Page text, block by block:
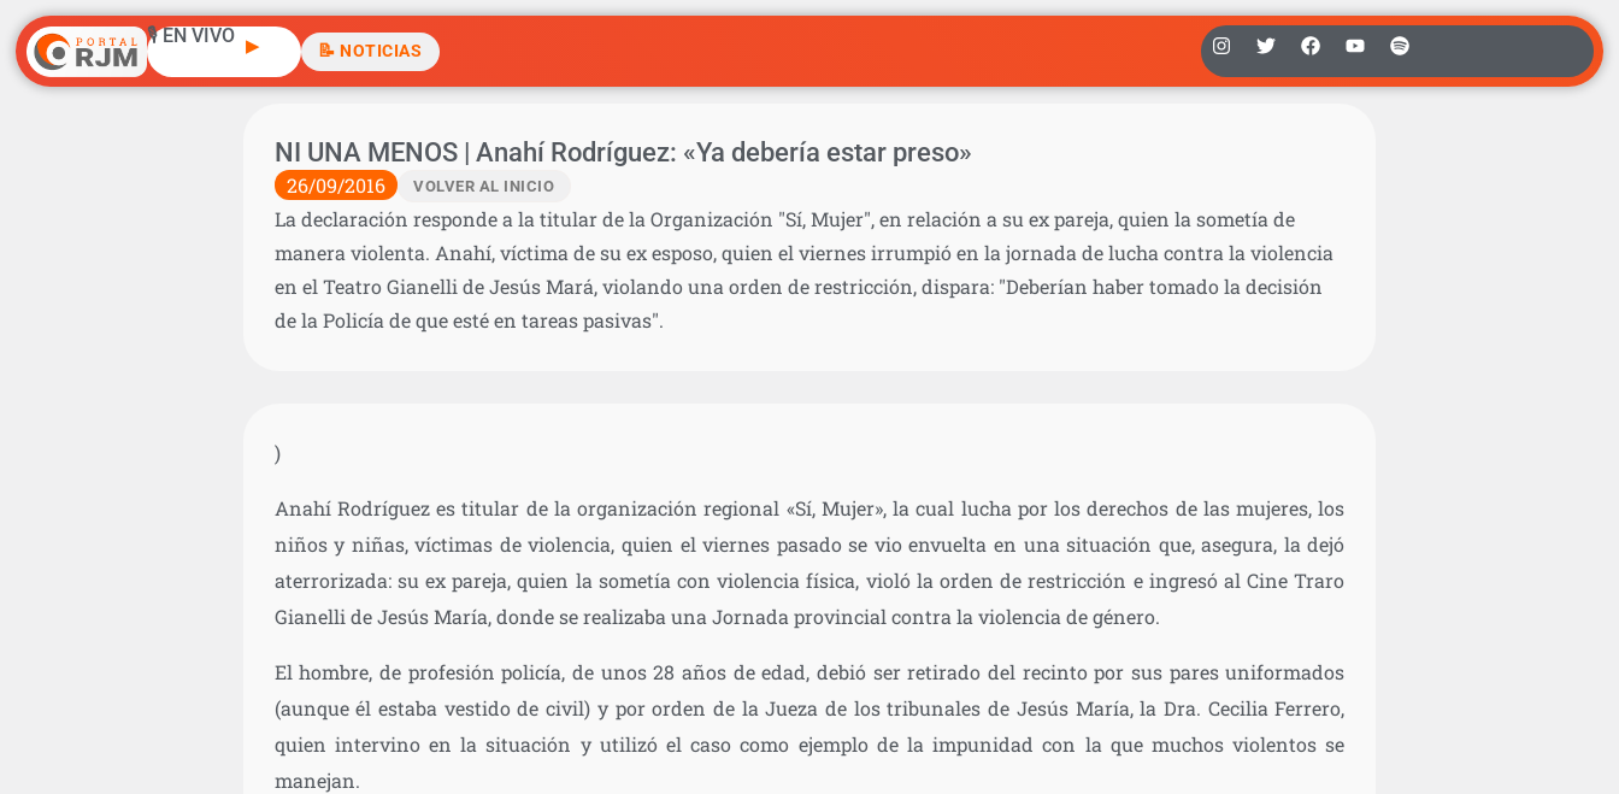
🎙️ EN VIVO ▶ 📝 NOTICIAS
NI UNA MENOS | Anahí Rodríguez: «Ya debería estar preso»
26/09/2016 VOLVER AL INICIO
La declaración responde a la titular de la Organización "Sí, Mujer", en relación a su ex pareja, quien la sometía de
manera violenta. Anahí, víctima de su ex esposo, quien el viernes irrumpió en la jornada de lucha contra la violencia
en el Teatro Gianelli de Jesús Mará, violando una orden de restricción, dispara: "Deberían haber tomado la decisión
de la Policía de que esté en tareas pasivas".
)
Anahí Rodríguez es titular de la organización regional «Sí, Mujer», la cual lucha por los derechos de las mujeres, los
niños y niñas, víctimas de violencia, quien el viernes pasado se vio envuelta en una situación que, asegura, la dejó
aterrorizada: su ex pareja, quien la sometía con violencia física, violó la orden de restricción e ingresó al Cine Traro
Gianelli de Jesús María, donde se realizaba una Jornada provincial contra la violencia de género.
El hombre, de profesión policía, de unos 28 años de edad, debió ser retirado del recinto por sus pares uniformados
(aunque él estaba vestido de civil) y por orden de la Jueza de los tribunales de Jesús María, la Dra. Cecilia Ferrero,
quien intervino en la situación y utilizó el caso como ejemplo de la impunidad con la que muchos violentos se
manejan.